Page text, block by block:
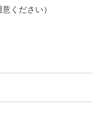
ください）